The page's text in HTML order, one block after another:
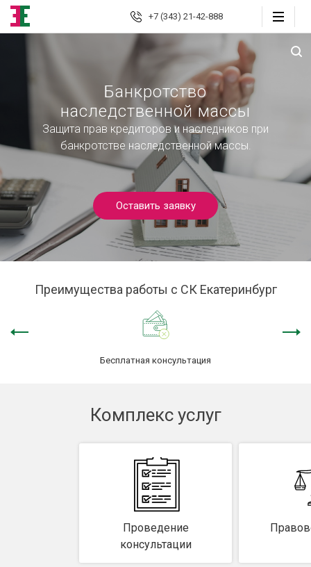
+7 (343) 21-42-888
Юридические
Автоюрист
Страховые споры
Страховой консалтинг
Защита должника
Защита сделки
Банкротство
наследственной массы
Защита прав кредиторов и наследников при
банкротстве наследственной массы.
Оставить заявку
Преимущества работы с СК Екатеринбург
Бесплатная консультация
Комплекс услуг
Проведение
консультации